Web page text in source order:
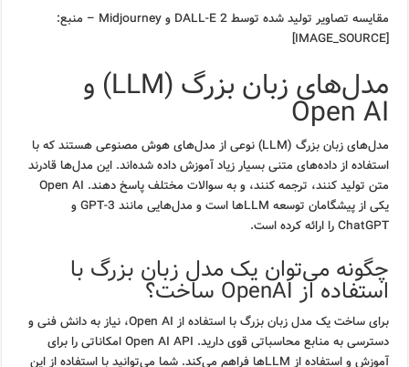
مقایسه تصاویر تولید شده توسط DALL-E 2 و Midjourney – منبع:
[IMAGE_SOURCE]
مدل‌های زبان بزرگ (LLM) و
Open AI
مدل‌های زبان بزرگ (LLM) نوعی از مدل‌های هوش مصنوعی هستند که با
استفاده از داده‌های متنی بسیار زیاد آموزش داده شده‌اند. این مدل‌ها قادرند
متن تولید کنند، ترجمه کنند، و به سوالات مختلف پاسخ دهند. Open AI
یکی از پیشگامان توسعه LLMها است و مدل‌هایی مانند GPT-3 و
ChatGPT را ارائه کرده است.
چگونه می‌توان یک مدل زبان بزرگ با
استفاده از OpenAI ساخت؟
برای ساخت یک مدل زبان بزرگ با استفاده از Open AI، نیاز به دانش فنی و
دسترسی به منابع محاسباتی قوی دارید. Open AI API امکاناتی را برای
آموزش و استفاده از LLMها فراهم می‌کند. شما می‌توانید با استفاده از این